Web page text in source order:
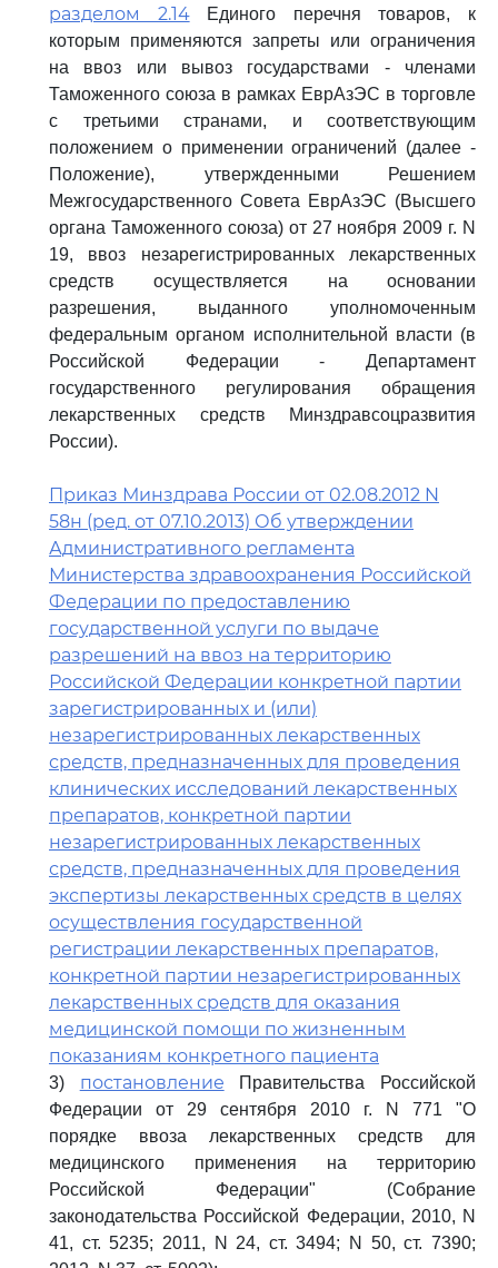
разделом 2.14Единого перечня товаров, к
которым применяются запреты или ограничения
на ввоз или вывоз государствами - членами
Таможенного союза в рамках ЕврАзЭС в торговле
с третьими странами, и соответствующим
положением о применении ограничений (далее -
Положение), утвержденными Решением
Межгосударственного Совета ЕврАзЭС (Высшего
органа Таможенного союза) от 27 ноября 2009 г. N
19, ввоз незарегистрированных лекарственных
средств осуществляется на основании
разрешения, выданного уполномоченным
федеральным органом исполнительной власти (в
Российской Федерации - Департамент
государственного регулирования обращения
лекарственных средств Минздравсоцразвития
России).
Приказ Минздрава России от 02.08.2012 N
58н (ред. от 07.10.2013) Об утверждении
Административного регламента
Министерства здравоохранения Российской
Федерации по предоставлению
государственной услуги по выдаче
разрешений на ввоз на территорию
Российской Федерации конкретной партии
зарегистрированных и (или)
незарегистрированных лекарственных
средств, предназначенных для проведения
клинических исследований лекарственных
препаратов, конкретной партии
незарегистрированных лекарственных
средств, предназначенных для проведения
экспертизы лекарственных средств в целях
осуществления государственной
регистрации лекарственных препаратов,
конкретной партии незарегистрированных
лекарственных средств для оказания
медицинской помощи по жизненным
показаниям конкретного пациента
3) постановление Правительства Российской
Федерации от 29 сентября 2010 г. N 771 "О
порядке ввоза лекарственных средств для
медицинского применения на территорию
Российской Федерации" (Собрание
законодательства Российской Федерации, 2010, N
41, ст. 5235; 2011, N 24, ст. 3494; N 50, ст. 7390;